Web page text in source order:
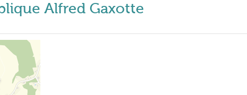
Alfred Gaxotte